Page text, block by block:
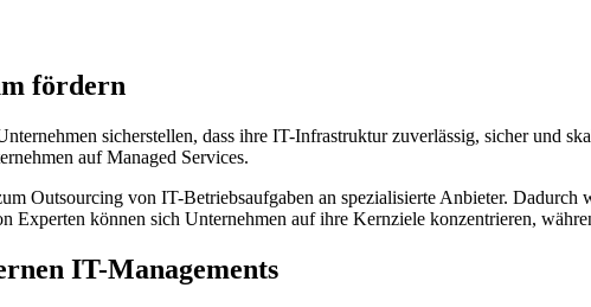
fördern
sicherstellen, dass ihre IT-Infrastruktur zuverlässig, sicher und
auf Managed Services.
Outsourcing von IT-Betriebsaufgaben an spezialisierte Anbieter.
können sich Unternehmen auf ihre Kernziele konzentrieren,
IT-Managements